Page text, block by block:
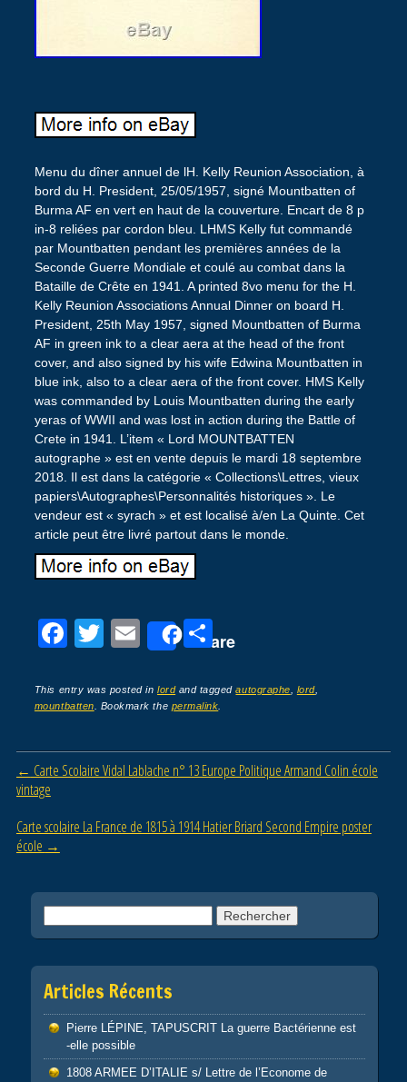
Menu du dîner annuel de lH. Kelly Reunion Association, à
bord du H. President, 25/05/1957, signé Mountbatten of
Burma AF en vert en haut de la couverture. Encart de 8 p
in-8 reliées par cordon bleu. LHMS Kelly fut commandé
par Mountbatten pendant les premières années de la
Seconde Guerre Mondiale et coulé au combat dans la
Bataille de Crête en 1941. A printed 8vo menu for the H.
Kelly Reunion Associations Annual Dinner on board H.
President, 25th May 1957, signed Mountbatten of Burma
AF in green ink to a clear aera at the head of the front
cover, and also signed by his wife Edwina Mountbatten in
blue ink, also to a clear aera of the front cover. HMS Kelly
was commanded by Louis Mountbatten during the early
yeras of WWII and was lost in action during the Battle of
Crete in 1941. L’item « Lord MOUNTBATTEN
autographe » est en vente depuis le mardi 18 septembre
2018. Il est dans la catégorie « Collections\Lettres, vieux
papiers\Autographes\Personnalités historiques ». Le
vendeur est « syrach » et est localisé à/en La Quinte. Cet
article peut être livré partout dans le monde.
F
c
e
b
o
k
T
tt
er
E
ail
Share
P
ta
g
er
This entry was posted inlordand taggedautographe lord,
mountbatten . Bookmark the permalink
Post navigation
← Carte Scolaire Vidal Lablache n° 13 Europe Politique Armand Colin école
vintage
Carte scolaire La France de 1815 à 1914 Hatier Briard Second Empire poster
école →
Articles Récents
Pierre LÉPINE, TAPUSCRIT La guerre Bactérienne est
-elle possible
1808 ARMEE D’ITALIE s/ Lettre de l’Econome de